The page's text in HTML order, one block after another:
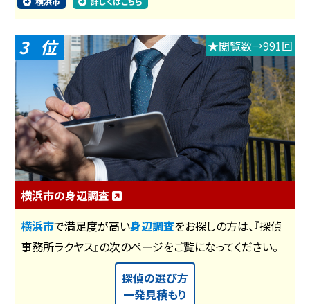
3 ★閲覧数→991回
横浜市の身辺調査
横浜市で満足度が高い身辺調査をお探しの方は、『探偵
事務所ラクヤス』の次のページをご覧になってください。
探偵の選び方
一発見積もり